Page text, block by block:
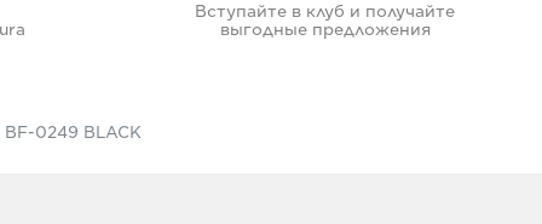
Вступайте в клуб и получайте
выгодные предложения
0249 BLACK